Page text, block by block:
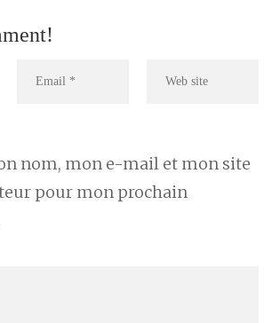
nom, mon e-mail et mon site
pour mon prochain